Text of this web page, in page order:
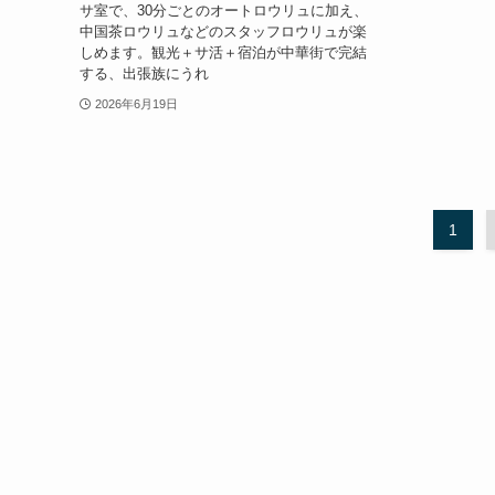
サ室で、30分ごとのオートロウリュに加え、
中国茶ロウリュなどのスタッフロウリュが楽
しめます。観光＋サ活＋宿泊が中華街で完結
する、出張族にうれ
2026年6月19日
1